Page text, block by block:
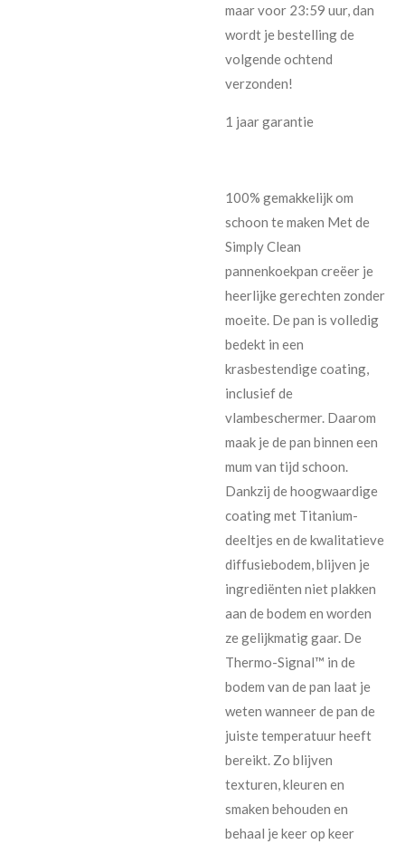
maar voor 23:59 uur, dan
wordt je bestelling de
volgende ochtend
verzonden!
1 jaar garantie
100% gemakkelijk om
schoon te maken Met de
Simply Clean
pannenkoekpan creëer je
heerlijke gerechten zonder
moeite. De pan is volledig
bedekt in een
krasbestendige coating,
inclusief de
vlambeschermer. Daarom
maak je de pan binnen een
mum van tijd schoon.
Dankzij de hoogwaardige
coating met Titanium-
deeltjes en de kwalitatieve
diffusiebodem, blijven je
ingrediënten niet plakken
aan de bodem en worden
ze gelijkmatig gaar. De
Thermo-Signal™ in de
bodem van de pan laat je
weten wanneer de pan de
juiste temperatuur heeft
bereikt. Zo blijven
texturen, kleuren en
smaken behouden en
behaal je keer op keer